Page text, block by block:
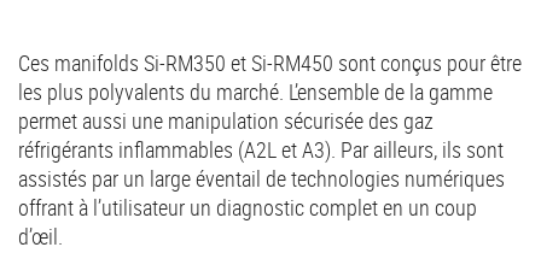
Ces manifolds Si-RM350 et Si-RM450 sont conçus pour être
les plus polyvalents du marché. L’ensemble de la gamme
permet aussi une manipulation sécurisée des gaz
réfrigérants inflammables (A2L et A3). Par ailleurs, ils sont
assistés par un large éventail de technologies numériques
offrant à l’utilisateur un diagnostic complet en un coup
d’œil.